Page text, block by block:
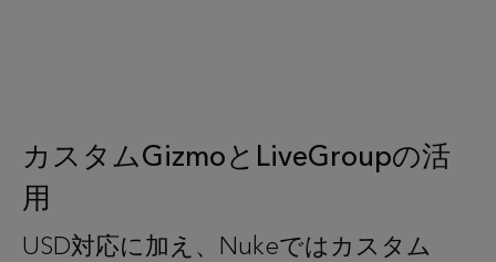
カスタムGizmoとLiveGroupの活
用
USD対応に加え、Nukeではカスタム